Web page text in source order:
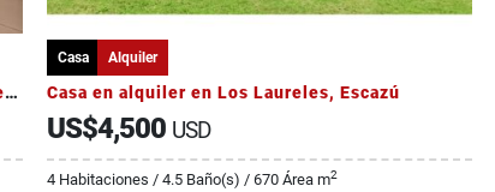
Venta de Amplia Casa - Condominio Catalano exclusivo 5 casas
Casa Alquiler
Casa en alquiler en Los Laureles, Escazú
US$4,500 USD
4 Habitaciones / 4.5 Baño(s) / 670 Área m2